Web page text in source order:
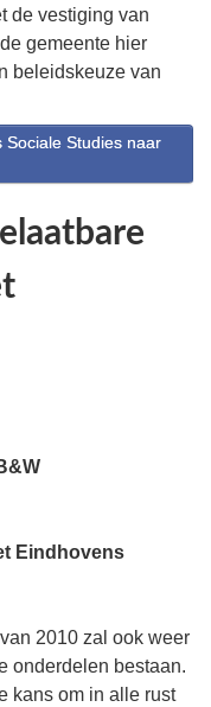
de vestiging van
gemeente hier
beleidskeuze van
Studies naar
Eindhovens
2010 zal ook weer
onderdelen bestaan.
kans om in alle rust